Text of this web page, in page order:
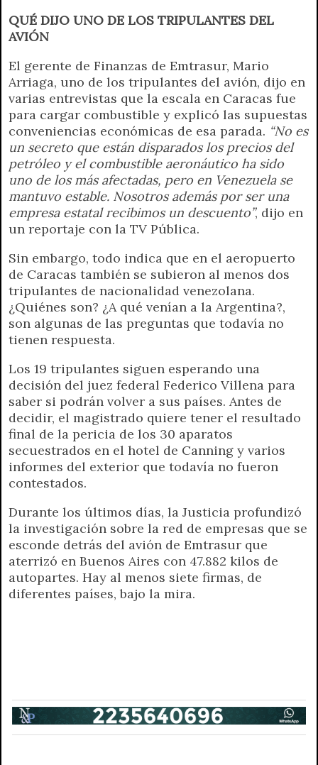
QUÉ DIJO UNO DE LOS TRIPULANTES DEL
AVIÓN
El gerente de Finanzas de Emtrasur, Mario
Arriaga, uno de los tripulantes del avión, dijo en
varias entrevistas que la escala en Caracas fue
para cargar combustible y explicó las supuestas
conveniencias económicas de esa parada. “No es
un secreto que están disparados los precios del
petróleo y el combustible aeronáutico ha sido
uno de los más afectadas, pero en Venezuela se
mantuvo estable. Nosotros además por ser una
empresa estatal recibimos un descuento”, dijo en
un reportaje con la TV Pública.
Sin embargo, todo indica que en el aeropuerto
de Caracas también se subieron al menos dos
tripulantes de nacionalidad venezolana.
¿Quiénes son? ¿A qué venían a la Argentina?,
son algunas de las preguntas que todavía no
tienen respuesta.
Los 19 tripulantes siguen esperando una
decisión del juez federal Federico Villena para
saber si podrán volver a sus países. Antes de
decidir, el magistrado quiere tener el resultado
final de la pericia de los 30 aparatos
secuestrados en el hotel de Canning y varios
informes del exterior que todavía no fueron
contestados.
Durante los últimos días, la Justicia profundizó
la investigación sobre la red de empresas que se
esconde detrás del avión de Emtrasur que
aterrizó en Buenos Aires con 47.882 kilos de
autopartes. Hay al menos siete firmas, de
diferentes países, bajo la mira.